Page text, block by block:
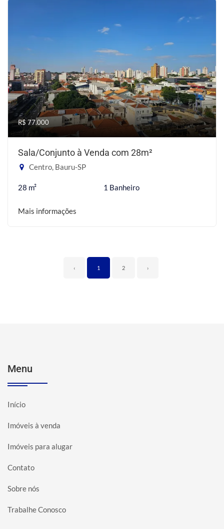
R$ 77.000
Sala/Conjunto à Venda com 28m²
Centro, Bauru-SP
28 m² 1 Banheiro
Mais informações
‹ 1 2 ›
Menu
Início
Imóveis à venda
Imóveis para alugar
Contato
Sobre nós
Trabalhe Conosco